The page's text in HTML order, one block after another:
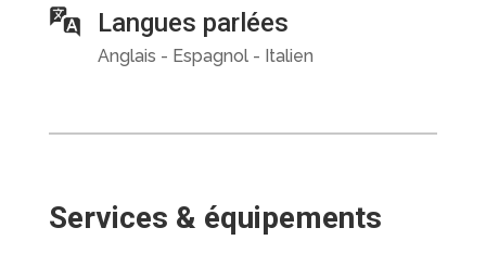
Langues parlées
Anglais - Espagnol - Italien
Services & équipements